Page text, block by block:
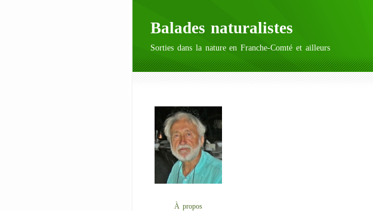
Balades naturalistes
Sorties dans la nature en Franche-Comté et ailleurs
À propos